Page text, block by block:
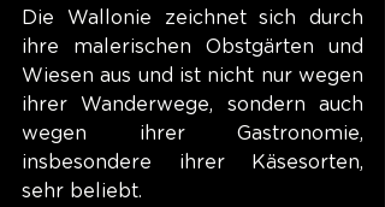
Die Wallonie zeichnet sich durch
ihre malerischen Obstgärten und
Wiesen aus und ist nicht nur wegen
ihrer Wanderwege, sondern auch
wegen ihrer Gastronomie,
insbesondere ihrer Käsesorten,
sehr beliebt.